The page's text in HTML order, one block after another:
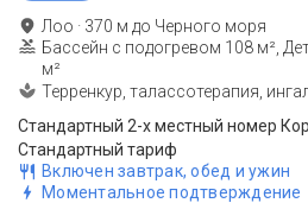
Лоо · 370 м до Черного моря
Бассейн с подогревом 108 м²,
м²
Терренкур, талассотерапия,
Стандартный 2-х местный номер
Стандартный тариф
Включен завтрак, обед и ужин
Моментальное подтверждение